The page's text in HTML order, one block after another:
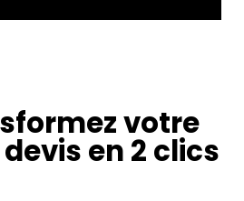
votre
en 2 clics